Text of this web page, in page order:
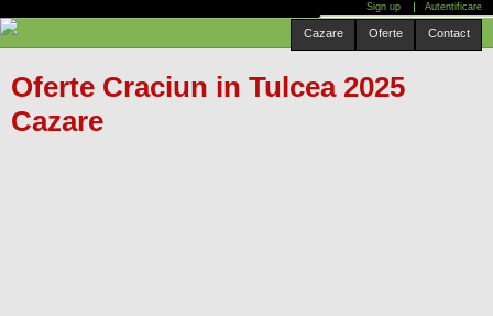
principal
Sign up Autentificare
Cauta localitate:
Cazare Oferte Contact
Oferte Craciun in Tulcea 2025
Cazare